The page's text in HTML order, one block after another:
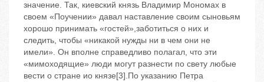
значение. Так, киевский князь Владимир Мономах в
своем «Поучении» давал наставление своим сыновьям
хорошо принимать «гостей»,заботиться о них и
следить, чтобы «никакой нужды ни в чем они не
имели». Он вполне справедливо полагал, что эти
«мимоходящие» люди могут разнести по свету любые
вести о стране ио князе[3].По указанию Петра